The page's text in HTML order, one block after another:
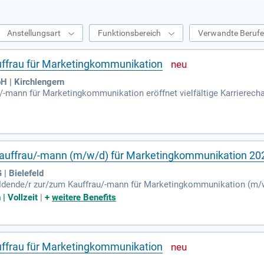
Anstellungsart Funktionsbereich Verwandte Berufe
für Marketingkommunikation
| Kirchlengern
mann für Marketingkommunikation eröffnet vielfältige
Marketing- und Werbemaßnahmen eingebunden. Du
teilnehmen und wertvolle Erfahrungen sammeln. So
verschiedenen Bereichen.
mann (m/w/d) für Marketingkommunikation
| Bielefeld
r zur/zum Kauffrau/-mann für Marketingkommunikation (m/
abwechslungsreiche Aufgaben und hervorragende
Firmen-Events und ein Teamer:innen-Seminar in
und das Deutschlandticket zu einem niedrigen Preis. Werde
| Vollzeit |+weitere Benefits
für Marketingkommunikation